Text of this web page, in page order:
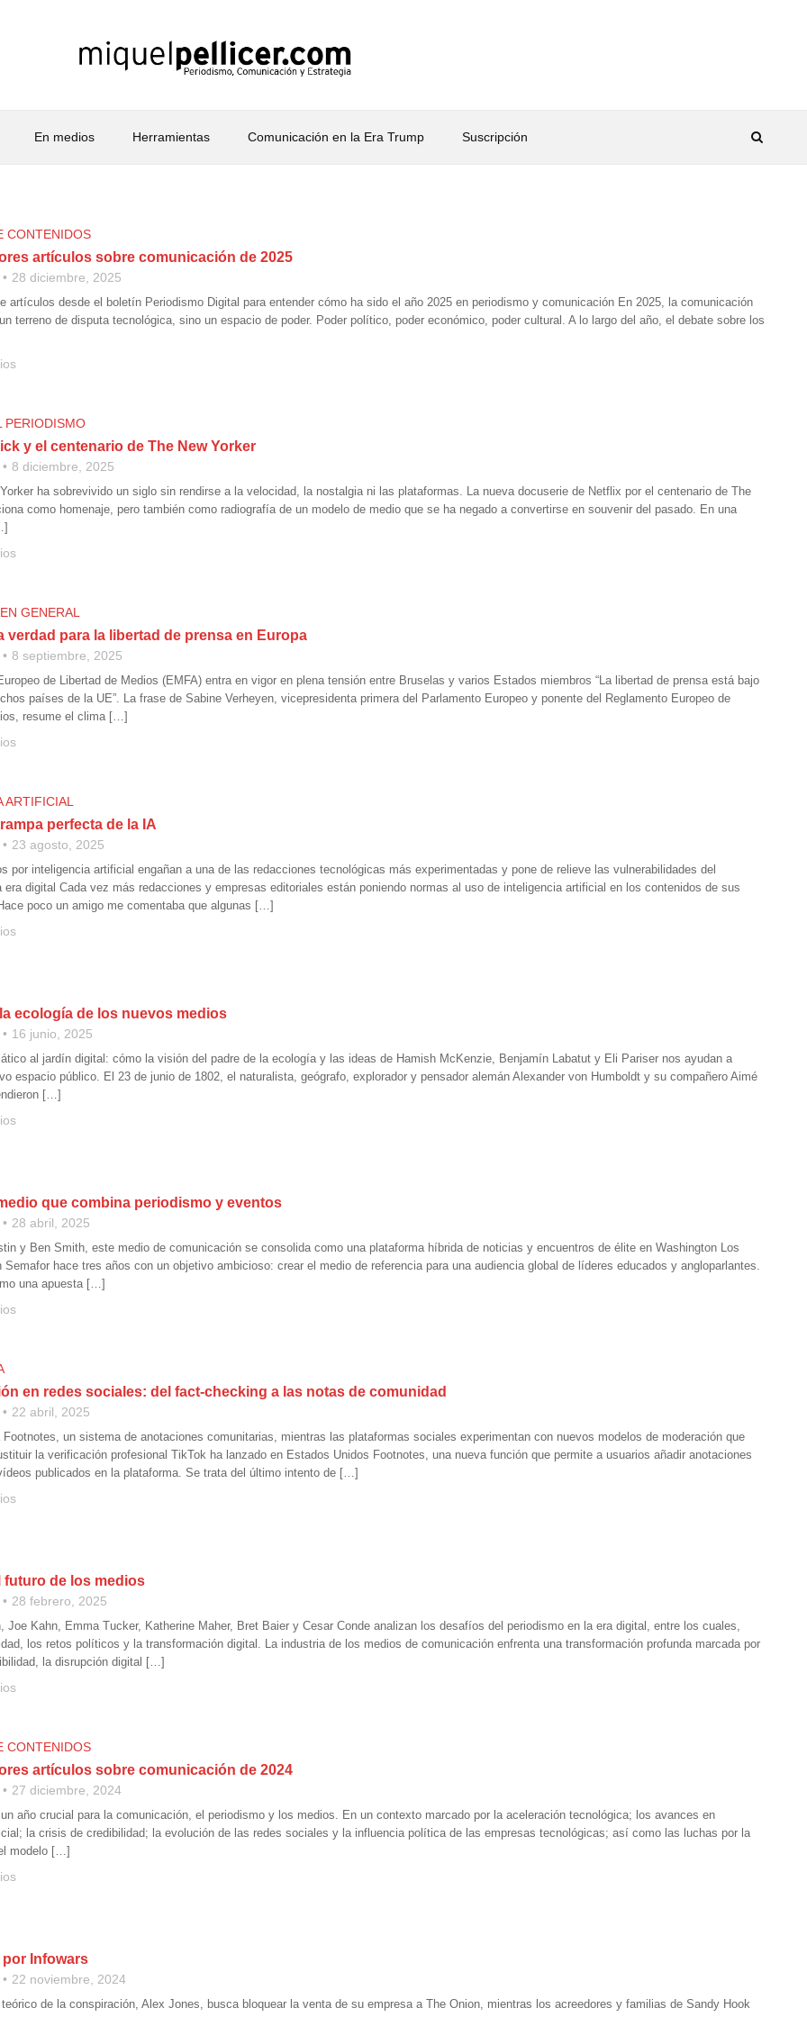
En medios Herramientas Comunicación en la Era Trump Suscripción
CONTENIDOS
artículos sobre comunicación de 2025
28 diciembre, 2025
artículos desde el boletín Periodismo Digital para entender cómo ha sido el año 2025 en periodismo y comunicación En 2025, la comunicación
terreno de disputa tecnológica, sino un espacio de poder. Poder político, poder económico, poder cultural. A lo largo del año, el debate sobre los
PERIODISMO
y el centenario de The New Yorker
8 diciembre, 2025
ha sobrevivido un siglo sin rendirse a la velocidad, la nostalgia ni las plataformas. La nueva docuserie de Netflix por el centenario de The
como homenaje, pero también como radiografía de un modelo de medio que se ha negado a convertirse en souvenir del pasado. En una
GENERAL
verdad para la libertad de prensa en Europa
8 septiembre, 2025
de Libertad de Medios (EMFA) entra en vigor en plena tensión entre Bruselas y varios Estados miembros “La libertad de prensa está bajo
países de la UE”. La frase de Sabine Verheyen, vicepresidenta primera del Parlamento Europeo y ponente del Reglamento Europeo de
resume el clima […]
ARTIFICIAL
perfecta de la IA
23 agosto, 2025
por inteligencia artificial engañan a una de las redacciones tecnológicas más experimentadas y pone de relieve las vulnerabilidades del
era digital Cada vez más redacciones y empresas editoriales están poniendo normas al uso de inteligencia artificial en los contenidos de sus
poco un amigo me comentaba que algunas […]
ecología de los nuevos medios
16 junio, 2025
al jardín digital: cómo la visión del padre de la ecología y las ideas de Hamish McKenzie, Benjamín Labatut y Eli Pariser nos ayudan a
espacio público. El 23 de junio de 1802, el naturalista, geógrafo, explorador y pensador alemán Alexander von Humboldt y su compañero Aimé
[…]
que combina periodismo y eventos
28 abril, 2025
y Ben Smith, este medio de comunicación se consolida como una plataforma híbrida de noticias y encuentros de élite en Washington Los
Semafor hace tres años con un objetivo ambicioso: crear el medio de referencia para una audiencia global de líderes educados y angloparlantes.
una apuesta […]
en redes sociales: del fact-checking a las notas de comunidad
22 abril, 2025
Footnotes, un sistema de anotaciones comunitarias, mientras las plataformas sociales experimentan con nuevos modelos de moderación que
la verificación profesional TikTok ha lanzado en Estados Unidos Footnotes, una nueva función que permite a usuarios añadir anotaciones
publicados en la plataforma. Se trata del último intento de […]
futuro de los medios
28 febrero, 2025
Joe Kahn, Emma Tucker, Katherine Maher, Bret Baier y Cesar Conde analizan los desafíos del periodismo en la era digital, entre los cuales,
los retos políticos y la transformación digital. La industria de los medios de comunicación enfrenta una transformación profunda marcada por
la disrupción digital […]
CONTENIDOS
artículos sobre comunicación de 2024
27 diciembre, 2024
año crucial para la comunicación, el periodismo y los medios. En un contexto marcado por la aceleración tecnológica; los avances en
la crisis de credibilidad; la evolución de las redes sociales y la influencia política de las empresas tecnológicas; así como las luchas por la
modelo […]
por Infowars
22 noviembre, 2024
de la conspiración, Alex Jones, busca bloquear la venta de su empresa a The Onion, mientras los acreedores y familias de Sandy Hook